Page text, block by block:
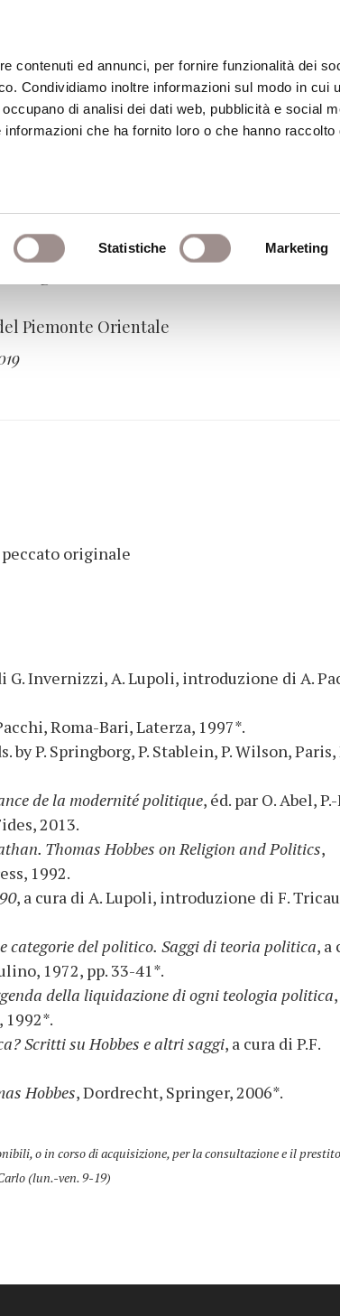
contenuti ed annunci, per fornire funzionalità dei
Condividiamo inoltre informazioni sul modo in cui
di analisi dei dati web, pubblicità e social
che ha fornito loro o che hanno raccolto
Statistiche Marketing
Culturale Centro Studi
2018-2019
Thomas Hobbes
Piemonte Orientale
originale
G. Invernizzi, A. Lupoli, introduzione di A.
Roma-Bari, Laterza, 1997*.
by P. Springborg, P. Stablein, P. Wilson, Paris,
de la modernité politique, éd. par O. Abel, P.-
2013.
Thomas Hobbes on Religion and Politics,
1992.
, a cura di A. Lupoli, introduzione di F.
categorie del politico. Saggi di teoria politica, a
1972, pp. 33-41*.
della liquidazione di ogni teologia politica
1992*.
Scritti su Hobbes e altri saggi, a cura di P.F.
Hobbes, Dordrecht, Springer, 2006*.
o in corso di acquisizione, per la consultazione e il prestito
(lun.-ven. 9-19)